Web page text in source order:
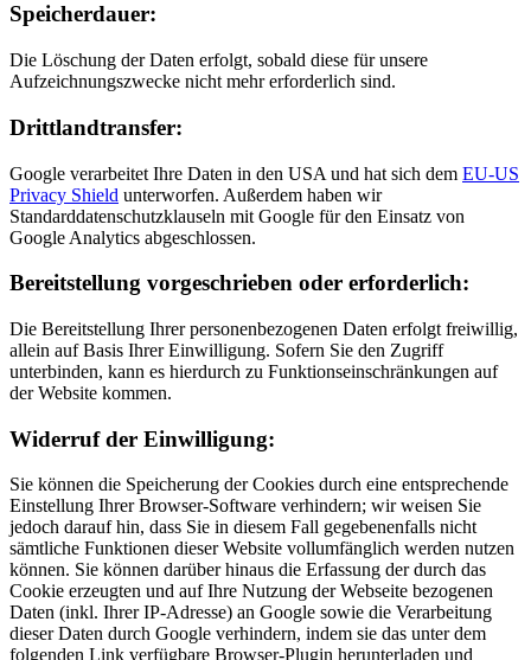
Speicherdauer:
Die Löschung der Daten erfolgt, sobald diese für unsere
Aufzeichnungszwecke nicht mehr erforderlich sind.
Drittlandtransfer:
Google verarbeitet Ihre Daten in den USA und hat sich dem EU-US
Privacy Shield unterworfen. Außerdem haben wir
Standarddatenschutzklauseln mit Google für den Einsatz von
Google Analytics abgeschlossen.
Bereitstellung vorgeschrieben oder erforderlich:
Die Bereitstellung Ihrer personenbezogenen Daten erfolgt freiwillig,
allein auf Basis Ihrer Einwilligung. Sofern Sie den Zugriff
unterbinden, kann es hierdurch zu Funktionseinschränkungen auf
der Website kommen.
Widerruf der Einwilligung:
Sie können die Speicherung der Cookies durch eine entsprechende
Einstellung Ihrer Browser-Software verhindern; wir weisen Sie
jedoch darauf hin, dass Sie in diesem Fall gegebenenfalls nicht
sämtliche Funktionen dieser Website vollumfänglich werden nutzen
können. Sie können darüber hinaus die Erfassung der durch das
Cookie erzeugten und auf Ihre Nutzung der Webseite bezogenen
Daten (inkl. Ihrer IP-Adresse) an Google sowie die Verarbeitung
dieser Daten durch Google verhindern, indem sie das unter dem
folgenden Link verfügbare Browser-Plugin herunterladen und